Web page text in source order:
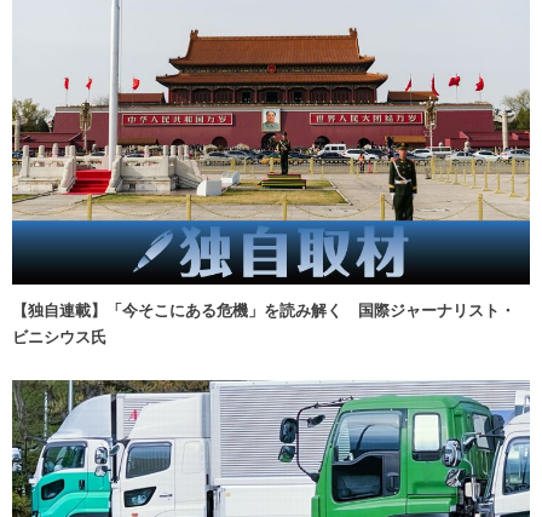
【独自連載】「今そこにある危機」を読み解く 国際ジャーナリスト・
ビニシウス氏